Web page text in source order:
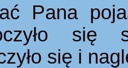
Pana
się
się i